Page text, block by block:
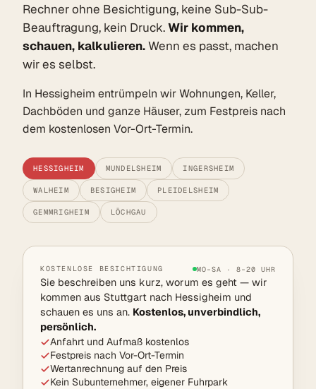
Rechner ohne Besichtigung, keine Sub-Sub-
Beauftragung, kein Druck.Wir kommen,
schauen, kalkulieren.Wenn es passt, machen
wir es selbst.
In Hessigheim entrümpeln wir Wohnungen, Keller,
Dachböden und ganze Häuser, zum Festpreis nach
dem kostenlosen Vor-Ort-Termin.
HESSIGHEIM MUNDELSHEIM INGERSHEIM
WALHEIM BESIGHEIM PLEIDELSHEIM
GEMMRIGHEIM LÖCHGAU
KOSTENLOSE BESICHTIGUNG MO–SA · 8–20 UHR
Sie beschreiben uns kurz, worum es geht — wir
kommen aus Stuttgart nach Hessigheim und
schauen es uns an. Kostenlos, unverbindlich,
persönlich.
Anfahrt und Aufmaß kostenlos
Festpreis nach Vor-Ort-Termin
Wertanrechnung auf den Preis
Kein Subunternehmer, eigener Fuhrpark